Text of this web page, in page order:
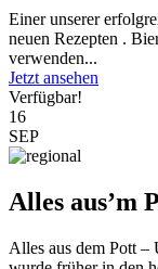
Einer unserer
neuen Rezepten .
verwenden...
Jetzt ansehen
Verfügbar!
16
SEP
Alles aus’m
Alles aus dem Pott